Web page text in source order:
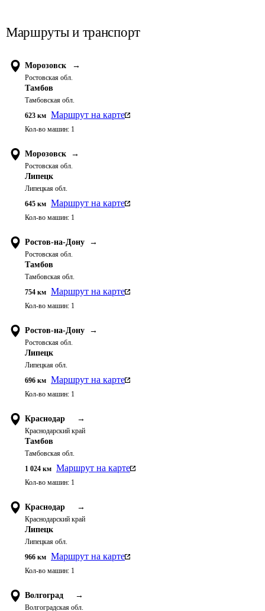
Маршруты и транспорт
Морозовск →
Ростовская обл.
Тамбов
Тамбовская обл.
623 км Маршрут на карте
Кол-во машин: 1
Морозовск →
Ростовская обл.
Липецк
Липецкая обл.
645 км Маршрут на карте
Кол-во машин: 1
Ростов-на-Дону →
Ростовская обл.
Тамбов
Тамбовская обл.
754 км Маршрут на карте
Кол-во машин: 1
Ростов-на-Дону →
Ростовская обл.
Липецк
Липецкая обл.
696 км Маршрут на карте
Кол-во машин: 1
Краснодар →
Краснодарский край
Тамбов
Тамбовская обл.
1 024 км Маршрут на карте
Кол-во машин: 1
Краснодар →
Краснодарский край
Липецк
Липецкая обл.
966 км Маршрут на карте
Кол-во машин: 1
Волгоград →
Волгоградская обл.